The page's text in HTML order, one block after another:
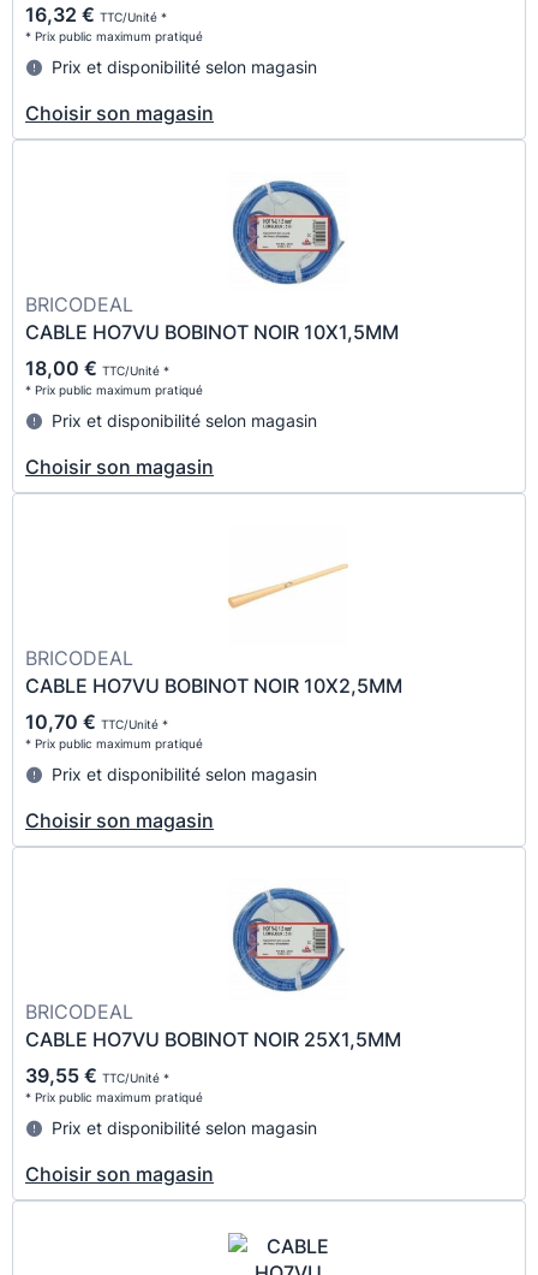
16,32 € TTC/Unité *
* Prix public maximum pratiqué
Prix et disponibilité selon magasin
Choisir son magasin
BRICODEAL
CABLE HO7VU BOBINOT NOIR 10X1,5MM
18,00 € TTC/Unité *
* Prix public maximum pratiqué
Prix et disponibilité selon magasin
Choisir son magasin
BRICODEAL
CABLE HO7VU BOBINOT NOIR 10X2,5MM
10,70 € TTC/Unité *
* Prix public maximum pratiqué
Prix et disponibilité selon magasin
Choisir son magasin
BRICODEAL
CABLE HO7VU BOBINOT NOIR 25X1,5MM
39,55 € TTC/Unité *
* Prix public maximum pratiqué
Prix et disponibilité selon magasin
Choisir son magasin